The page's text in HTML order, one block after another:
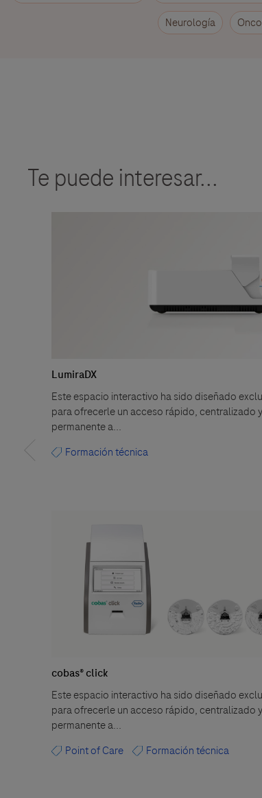
Neurología
Te puede interesar...
LumiraDX
Este espacio interactivo ha sido diseñado
para ofrecerle un acceso rápido, centralizado y
permanente a...
Formación técnica
cobas® click
Este espacio interactivo ha sido diseñado
para ofrecerle un acceso rápido, centralizado y
permanente a...
Point of Care
Formación técnica